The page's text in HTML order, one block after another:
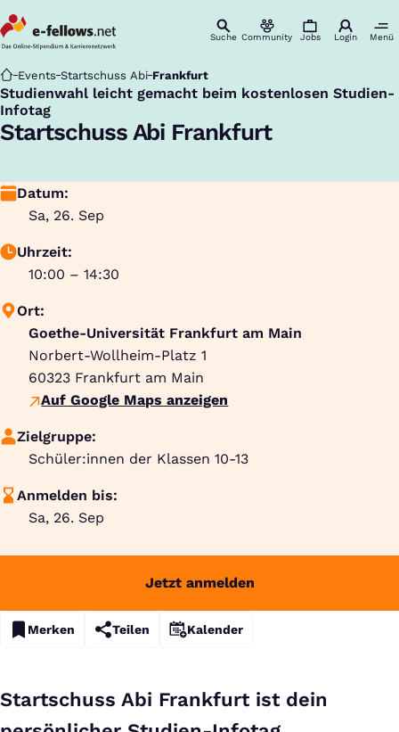
Suche Community Jobs Login Menü
Startseite
Events Startschuss Abi Frankfurt
Studienwahl leicht gemacht beim kostenlosen Studien-
Infotag
:
Startschuss Abi Frankfurt
Datum:
Sa, 26. Sep
Uhrzeit:
10:00 – 14:30
Ort:
Goethe-Universität Frankfurt am Main
Norbert-Wollheim-Platz 1
60323 Frankfurt am Main
Auf Google Maps anzeigen
Zielgruppe:
Schüler:innen der Klassen 10-13
Anmelden bis:
Sa, 26. Sep
Jetzt anmelden
Merken Teilen Kalender
Startschuss Abi Frankfurt ist dein